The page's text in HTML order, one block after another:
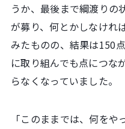
うか、最後まで綱渡りの
が募り、何とかしなけれ
みたものの、結果は150
に取り組んでも点につな
らなくなっていました。
「このままでは、何をや